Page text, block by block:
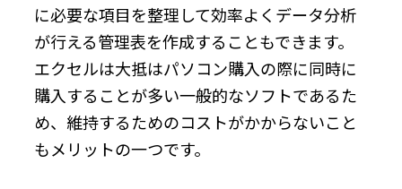
に必要な項目を整理して効率よくデータ分析
が行える管理表を作成することもできます。
エクセルは大抵はパソコン購入の際に同時に
購入することが多い一般的なソフトであるた
め、維持するためのコストがかからないこと
もメリットの一つです。